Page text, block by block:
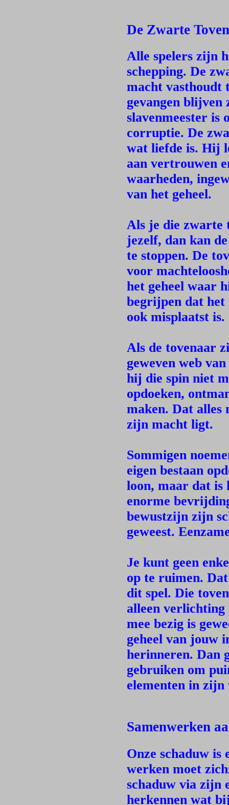
De Zwarte
Alle spelers zijn
schepping. De
macht vasthoudt
gevangen blijven
slavenmeester is
corruptie. De
wat liefde is. Hij
aan vertrouwen
waarheden,
van het geheel.
Als je die zwarte
jezelf, dan kan
te stoppen. De
voor
het geheel waar
begrijpen dat het
ook misplaatst is.
Als de tovenaar
geweven web
hij die spin niet
opdoeken,
maken. Dat
zijn macht ligt.
Sommigen
eigen bestaan
loon, maar dat is
enorme
bewustzijn zijn
geweest.
Je kunt geen
op te ruimen.
dit spel. Die
alleen
mee bezig is
geheel van jouw
herinneren. Dan
gebruiken om
elementen in zijn
Samenwerken
Onze schaduw
werken moet
schaduw via zijn
herkennen wat